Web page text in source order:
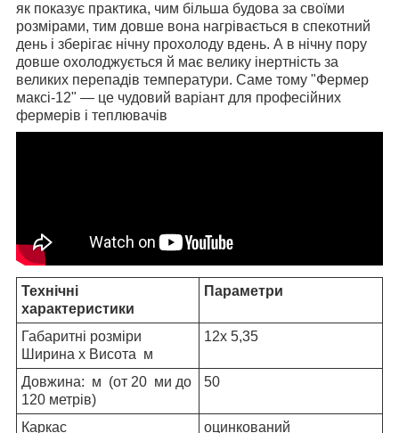
як показує практика, чим більша будова за своїми
розмірами, тим довше вона нагрівається в спекотний
день і зберігає нічну прохолоду вдень. А в нічну пору
довше охолоджується й має велику інертність за
великих перепадів температури. Саме тому "Фермер
максі-12" — це чудовий варіант для професійних
фермерів і теплювачів
Технічні
характеристики
Параметри
Габаритні розміри
Ширина х Висота м
12х 5,35
Довжина: м (от 20 ми до
120 метрів)
50
Каркас
оцинкований